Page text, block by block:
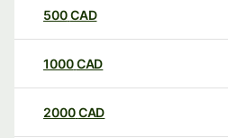
500CAD
1000CAD
2000CAD